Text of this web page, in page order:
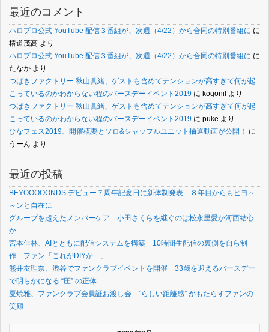
最近のコメント
ハロプロ公式 YouTube 配信３番組が、次週（4/22）から合同の特別番組に に
椿道茂高 より
ハロプロ公式 YouTube 配信３番組が、次週（4/22）から合同の特別番組に に
たなか より
つばきファクトリー 秋山眞緒、ゲストも含めてテンションが高すぎて何が起
こっているのかわからない程のバースデーイベント2019 に kogonil より
つばきファクトリー 秋山眞緒、ゲストも含めてテンションが高すぎて何が起
こっているのかわからない程のバースデーイベント2019 に puke より
ひなフェス2019、開催概要とソロ&シャッフルユニット抽選動画が公開！
に
うーん より
最近の投稿
BEYOOOOONDS デビュー７周年記念日に新体制発表 ８年目からもビヨ～
～ンと自在に
グループを超えたメンバーケア 小田さくらを継ぐのは松永里愛か河西結心
か
宮本佳林、AIとともに配信システムを構築 10時間生配信の裏側を自ら制
作 ファン「これがDIYか…」
熊井友理奈、渋谷でファンクラブイベントを開催 33歳を迎えるバースデー
で明らかになる “圧” の正体
夏焼雅、ファンクラブ会員証お渡し会 ”らしい距離感” がもたらすファンの
笑顔